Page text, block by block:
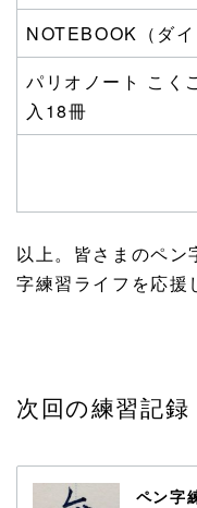
NOTEBOOK（ダイ
パリオノート こく
入18冊
以上。皆さまのペン
字練習ライフを応援
次回の練習記録
ペン字